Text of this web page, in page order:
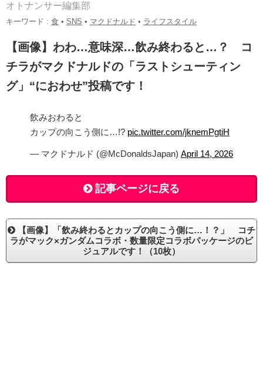
オトナンサー編集部
キーワード : 食 • SNS • マクドナルド • ライフスタイル
【画像】わわ…意味深…飲み終わると…？ コ
チラがマクドナルドの「ラストシューティン
グ」“におわせ”投稿です！
飲みおわると
カップの向こう側に…!? pic.twitter.com/jknemPgtiH
— マクドナルド (@McDonaldsJapan) April 14, 2026
記事ページに戻る
【画像】「飲み終わるとカップの向こう側に…！？」 コチ
ラがマック×ガンダムコラボ・数量限定コラボパッケージのビ
ジュアルです！（10枚）